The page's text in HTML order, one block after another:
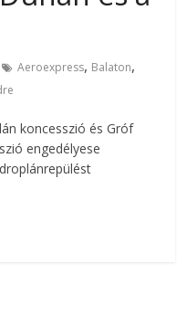
Aeroexpress, Balaton,
koncesszió és Gróf
engedélyese